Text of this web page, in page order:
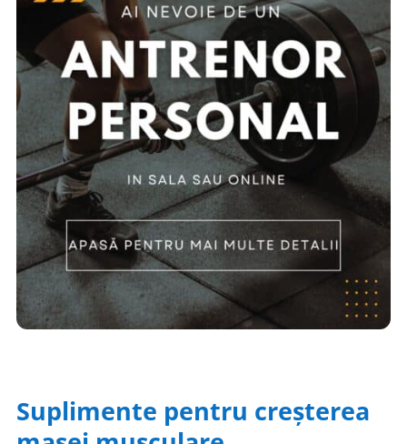
Suplimente pentru creșterea